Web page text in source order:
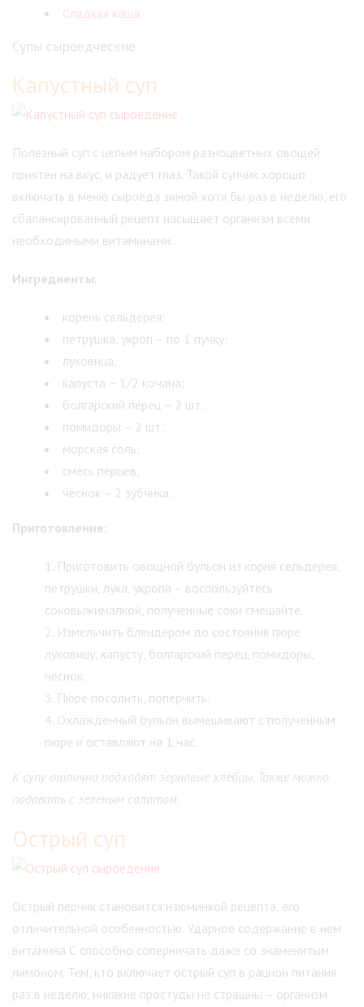
Сладкая каша.
Супы сыроедческие:
Капустный суп
Полезный суп с целым набором разноцветных овощей
приятен на вкус, и радует глаз. Такой супчик хорошо
включать в меню сыроеда зимой хотя бы раз в неделю, его
сбалансированный рецепт насыщает организм всеми
необходимыми витаминами.
Ингредиенты:
корень сельдерея;
петрушка, укроп – по 1 пучку;
луковица;
капуста – 1/2 кочана;
болгарский перец – 2 шт.;
помидоры – 2 шт.;
морская соль;
смесь перцев;
чеснок – 2 зубчика.
Приготовление:
Приготовить овощной бульон из корня сельдерея,
петрушки, лука, укропа – воспользуйтесь
соковыжималкой, полученные соки смешайте.
Измельчить блендером до состояния пюре
луковицу, капусту, болгарский перец, помидоры,
чеснок.
Пюре посолить, поперчить.
Охлажденный бульон вымешивают с полученным
пюре и оставляют на 1 час.
К супу отлично подходят зерновые хлебцы. Также можно
подавать с зеленым салатом.
Острый суп
Острый перчик становится изюминкой рецепта, его
отличительной особенностью. Ударное содержание в нем
витамина С способно соперничать даже со знаменитым
лимоном. Тем, кто включает острый суп в рацион питания
раз в неделю, никакие простуды не страшны – организм